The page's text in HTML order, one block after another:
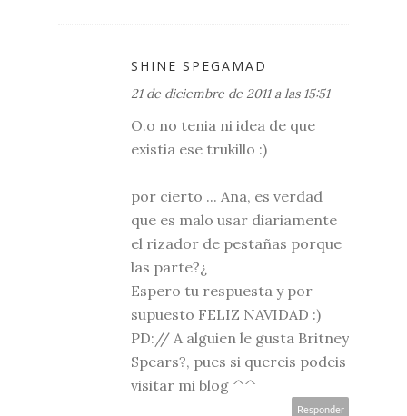
SHINE SPEGAMAD
21 de diciembre de 2011 a las 15:51
O.o no tenia ni idea de que
existia ese trukillo :)
por cierto ... Ana, es verdad
que es malo usar diariamente
el rizador de pestañas porque
las parte?¿
Espero tu respuesta y por
supuesto FELIZ NAVIDAD :)
PD:// A alguien le gusta Britney
Spears?, pues si quereis podeis
visitar mi blog ^^
Responder